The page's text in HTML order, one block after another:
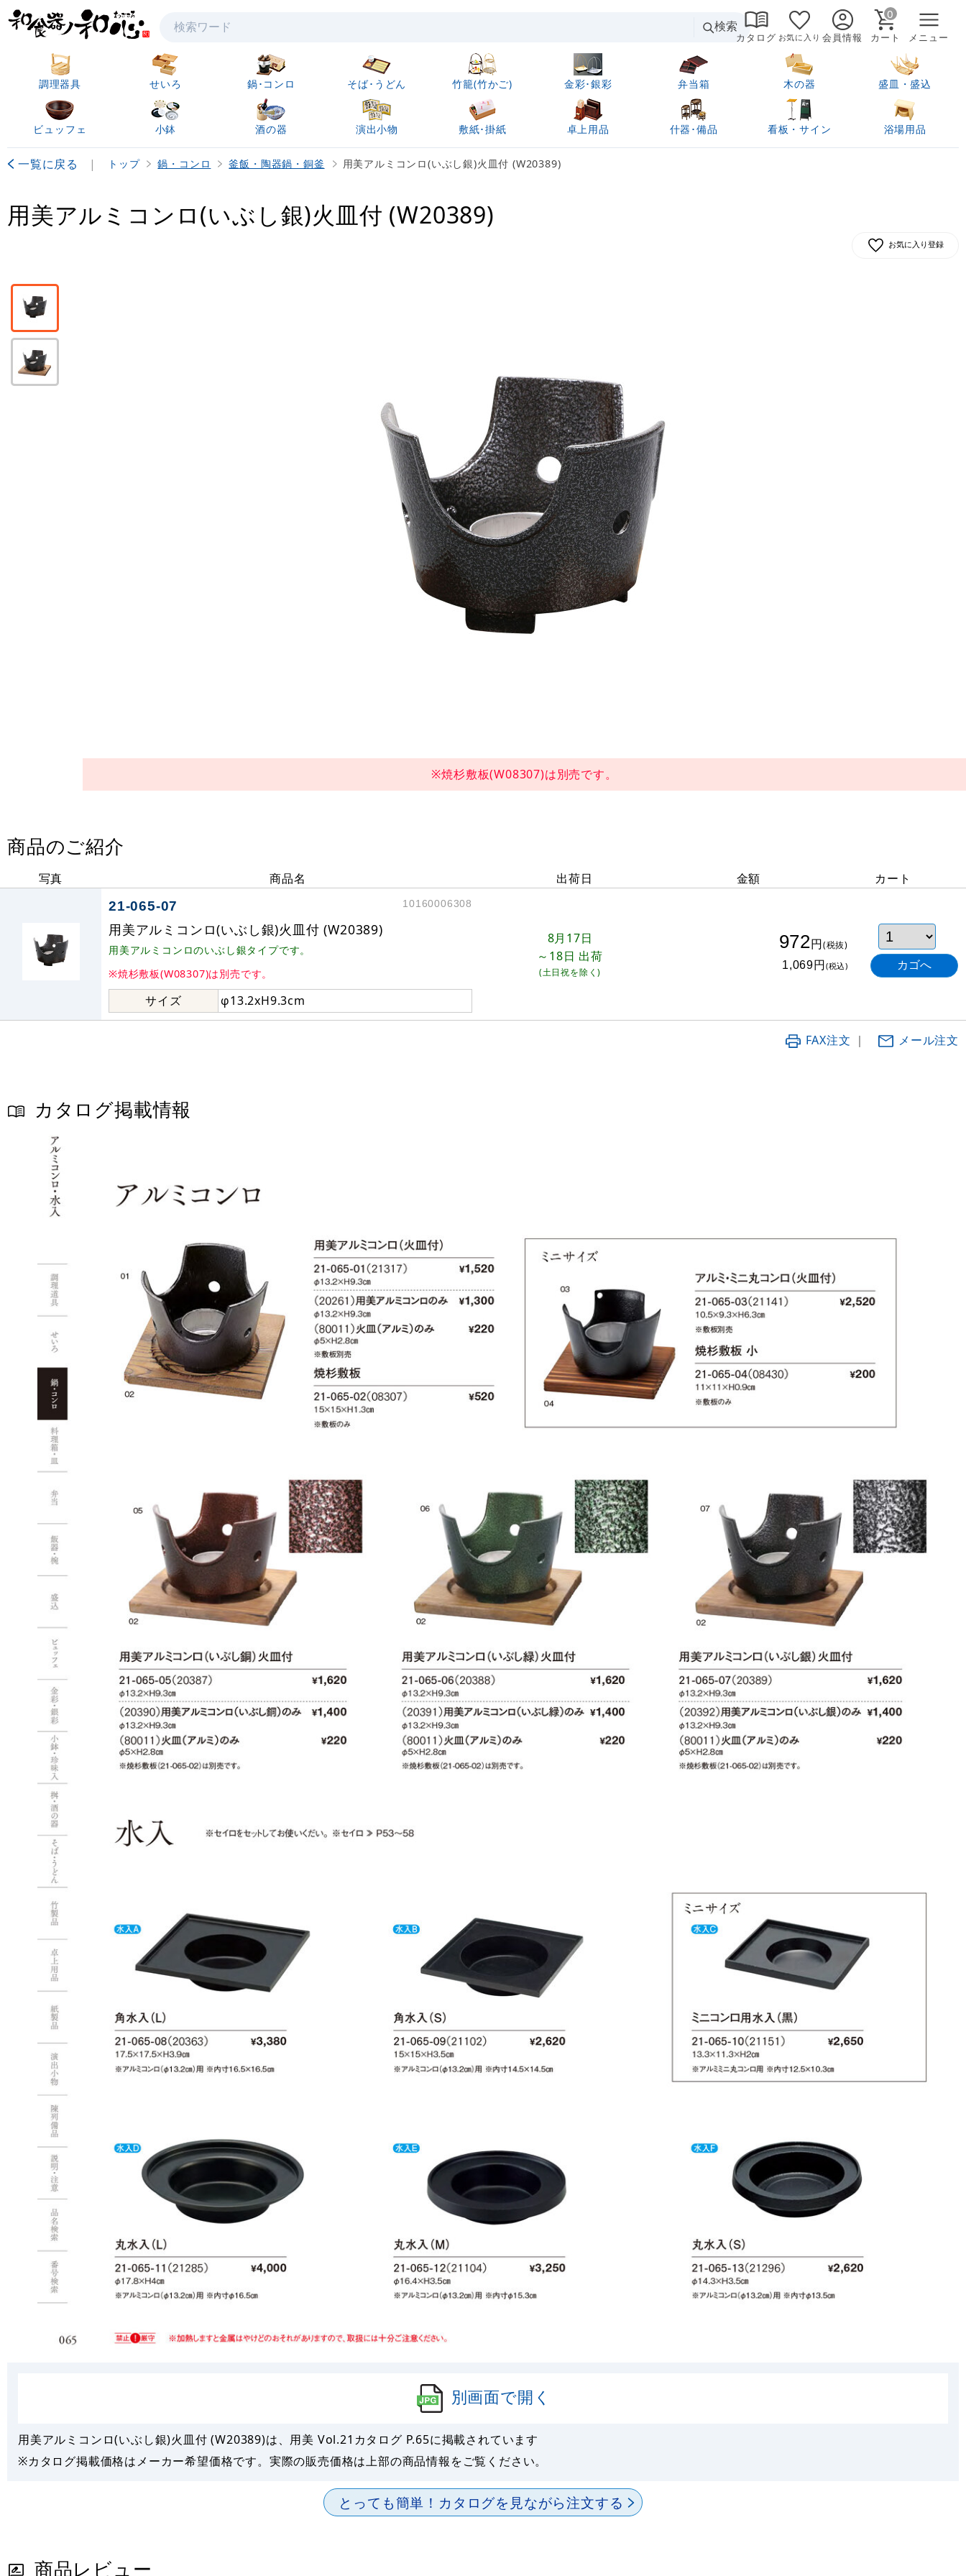
検索
検索
カタログ お気に入り 会員情報
0
カート メニュー
調理器具 せいろ 鍋･コンロ そば･うどん 竹籠(竹かご) 金彩･銀彩 弁当箱 木の器 盛皿・盛込
ビュッフェ 小鉢 酒の器 演出小物 敷紙･掛紙 卓上用品 什器･備品 看板・サイン 浴場用品
一覧に戻る | トップ 鍋・コンロ 釜飯・陶器鍋・銅釜 用美アルミコンロ(いぶし銀)火皿付 (W20389)
用美アルミコンロ(いぶし銀)火皿付 (W20389)
お気に入り登録
※焼杉敷板(W08307)は別売です。
商品のご紹介
写真 商品名 出荷日 金額 カート
21-065-07 10160006308
用美アルミコンロ(いぶし銀)火皿付 (W20389)
用美アルミコンロのいぶし銀タイプです。
※焼杉敷板(W08307)は別売です。
サイズ φ13.2xH9.3cm
8月17日
～18日 出荷
(土日祝を除く)
972円(税抜)
1,069円(税込)
FAX注文 ｜ メール注文
カタログ掲載情報
別画面で開く
用美アルミコンロ(いぶし銀)火皿付 (W20389)は、用美 Vol.21カタログ P.65に掲載されています
※カタログ掲載価格はメーカー希望価格です。実際の販売価格は上部の商品情報をご覧ください。
とっても簡単！ カタログを見ながら注文する
商品レビュー